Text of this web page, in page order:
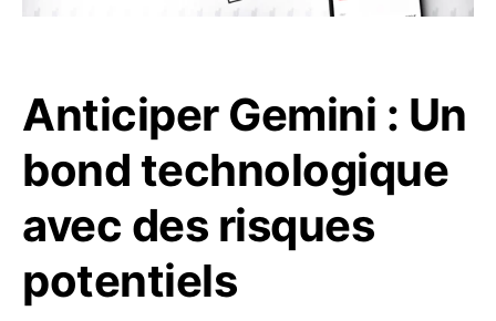
Anticiper Gemini : Un
bond technologique
avec des risques
potentiels